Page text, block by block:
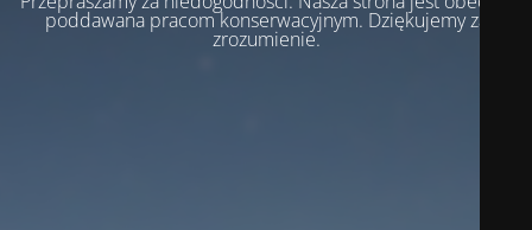
poddawana pracom konserwacyjnym. Dziękujemy za
zrozumienie.